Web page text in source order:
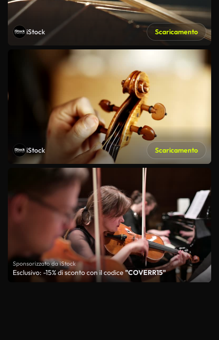
iStock Scaricamento
iStock Scaricamento
Sponsorizzato da iStock
Esclusivo: -15% di sconto con il codice "COVERR15"